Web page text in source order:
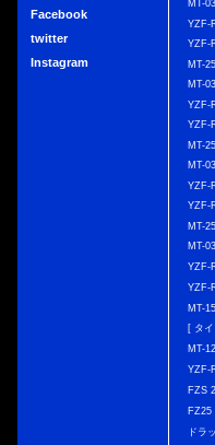
Facebook
twitter
Instagram
MT-
YZF-
YZF-
MT-
MT-
YZF-
YZF-
MT-
MT-
YZF-
YZF-
MT-
MT-
YZF-
YZF-
MT-15
[ タ
MT-
YZF-
FZS
FZ25
ドラ